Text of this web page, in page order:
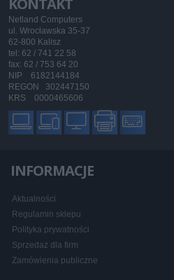
Netland Computers
ul. Wrocławska 35-37
62-800 Kalisz
tel: 62 / 741 22 58
fax: 62 / 753 64 20
NIP 6182144184
REGON 302447150
KRS 0000465606
INFORMACJE
Aktualności
Regulamin sklepu
Polityka prywatności
Sprzedaż dla firm
Zamówienia publiczne